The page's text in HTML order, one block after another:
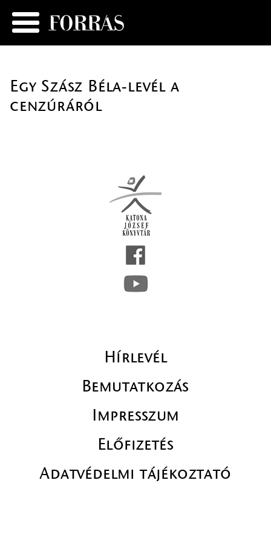
Egy Szász Béla-levél a
cenzúráról
Hírlevél
Bemutatkozás
Impresszum
Előfizetés
Adatvédelmi tájékoztató